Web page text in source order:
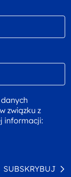
związku z
informacji:
SUBSKRYBUJ